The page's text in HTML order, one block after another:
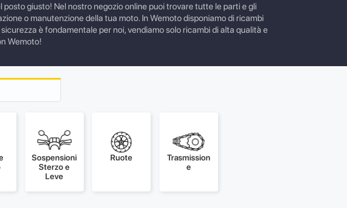
giusto! Nel nostro negozio online puoi trovare tutte le parti e gli
o manutenzione della tua moto. In Wemoto disponiamo di ricambi
è fondamentale per noi, vendiamo solo ricambi di alta qualità e
Wemoto!
Sospensioni
Sterzo e
Leve
Ruote
Trasmission
e